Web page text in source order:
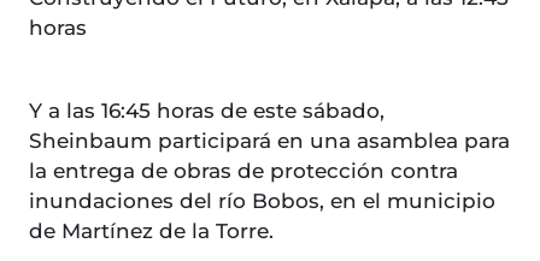
horas
Y a las 16:45 horas de este sábado,
Sheinbaum participará en una asamblea para
la entrega de obras de protección contra
inundaciones del río Bobos, en el municipio
de Martínez de la Torre.